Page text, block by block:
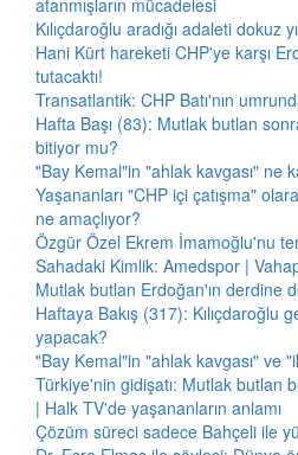
atanmışların mücadelesi
Kılıçdaroğlu aradığı adaleti dokuz
Hani Kürt hareketi CHP'ye karşı
tutacaktı!
Transatlantik: CHP Batı'nın
Hafta Başı (83): Mutlak butlan
bitiyor mu?
"Bay Kemal"in "ahlak kavgası" ne
Yaşananları "CHP içi çatışma"
ne amaçlıyor?
Özgür Özel Ekrem İmamoğlu'nu
Sahadaki Kimlik: Amedspor |
Mutlak butlan Erdoğan'ın derdine
Haftaya Bakış (317): Kılıçdaroğlu
yapacak?
"Bay Kemal"in "ahlak kavgası" ve
Türkiye'nin gidişatı: Mutlak butlan
| Halk TV'de yaşananların anlamı
Çözüm süreci sadece Bahçeli ile